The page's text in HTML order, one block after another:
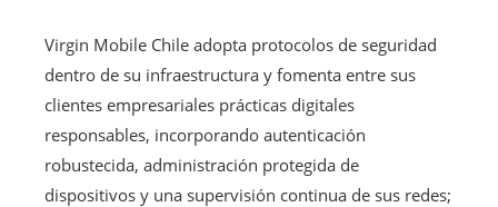
Virgin Mobile Chile adopta protocolos de seguridad
dentro de su infraestructura y fomenta entre sus
clientes empresariales prácticas digitales
responsables, incorporando autenticación
robustecida, administración protegida de
dispositivos y una supervisión continua de sus redes;